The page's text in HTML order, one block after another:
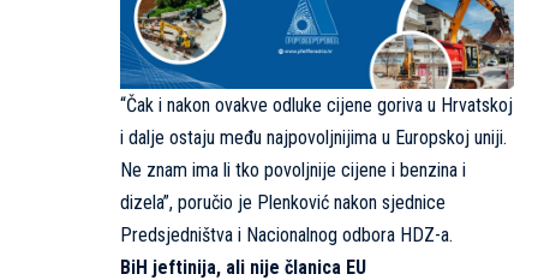
“Čak i nakon ovakve odluke cijene goriva u Hrvatskoj
i dalje ostaju među najpovoljnijima u Europskoj uniji.
Ne znam ima li tko povoljnije cijene i benzina i
dizela”, poručio je Plenković nakon sjednice
Predsjedništva i Nacionalnog odbora HDZ-a.
BiH jeftinija, ali nije članica EU